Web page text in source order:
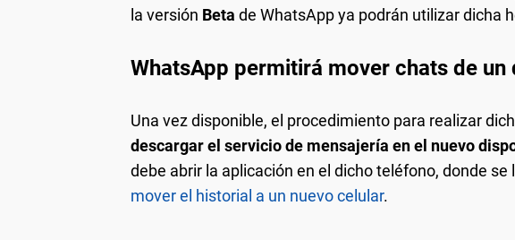
la versión Beta de WhatsApp ya podrán utilizar dicha
WhatsApp permitirá mover chats de
Una vez disponible, el procedimiento para realizar
descargar el servicio de mensajería en el nuevo
debe abrir la aplicación en el dicho teléfono, donde
mover el historial a un nuevo celular.